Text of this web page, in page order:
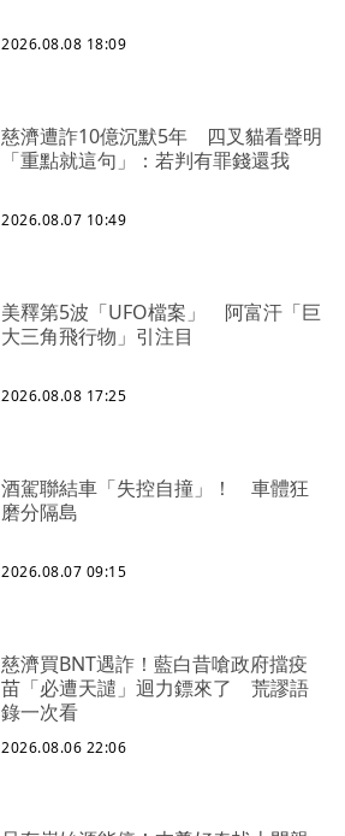
2026.08.08 18:09
慈濟遭詐10億沉默5年 四叉貓看聲明
「重點就這句」：若判有罪錢還我
2026.08.07 10:49
美釋第5波「UFO檔案」 阿富汗「巨
大三角飛行物」引注目
2026.08.08 17:25
酒駕聯結車「失控自撞」！ 車體狂
磨分隔島
2026.08.07 09:15
慈濟買BNT遇詐！藍白昔嗆政府擋疫
苗「必遭天譴」迴力鏢來了 荒謬語
錄一次看
2026.08.06 22:06